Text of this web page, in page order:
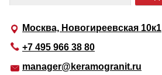
Москва, Новогиреевская 10к1
+7 495 966 38 80
manager@keramogranit.ru